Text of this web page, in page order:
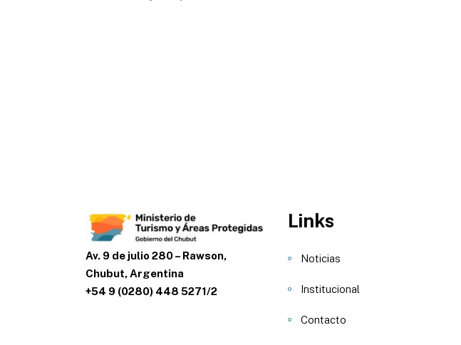
Av. 9 de julio 280 – Rawson,
Chubut, Argentina
+54 9 (0280) 448 5271/2
Links
Noticias
Institucional
Contacto